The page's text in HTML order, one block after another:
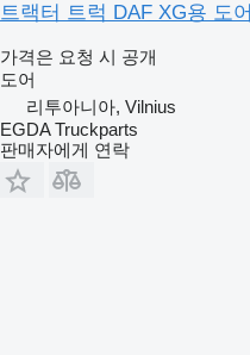
트랙터 트럭 DAF XG용 도어
가격은 요청 시 공개
도어
리투아니아, Vilnius
EGDA Truckparts
판매자에게 연락